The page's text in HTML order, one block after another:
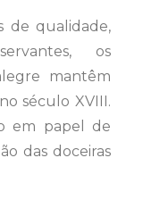
de qualidade,
os
mantêm
século XVIII.
em papel de
das doceiras